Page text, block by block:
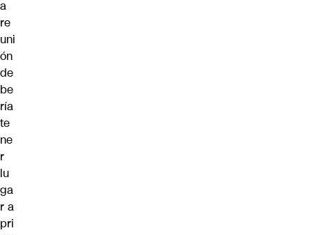
a
re
uni
ón
de
be
ría
te
ne
r
lu
ga
r a
pri